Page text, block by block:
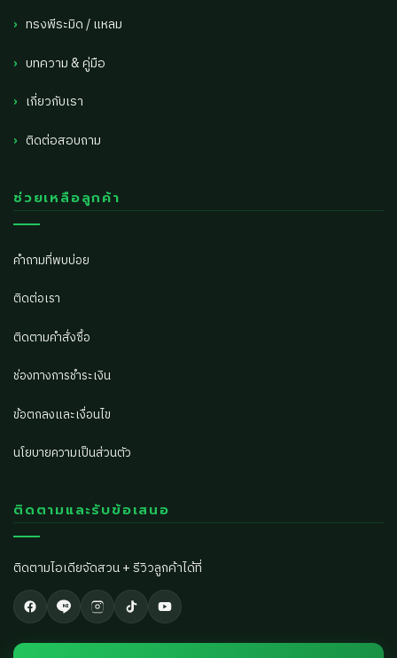
ทรงพีระมิด / แหลม
บทความ & คู่มือ
เกี่ยวกับเรา
ติดต่อสอบถาม
ช่วยเหลือลูกค้า
คำถามที่พบบ่อย
ติดต่อเรา
ติดตามคำสั่งซื้อ
ช่องทางการชำระเงิน
ข้อตกลงและเงื่อนไข
นโยบายความเป็นส่วนตัว
ติดตามและรับข้อเสนอ
ติดตามไอเดียจัดสวน + รีวิวลูกค้าได้ที่